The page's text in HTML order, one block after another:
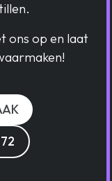
ons op en laat